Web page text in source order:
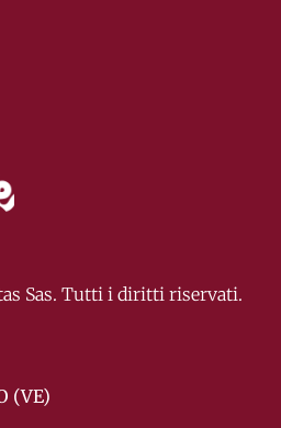
Sas. Tutti i diritti riservati.
(VE)